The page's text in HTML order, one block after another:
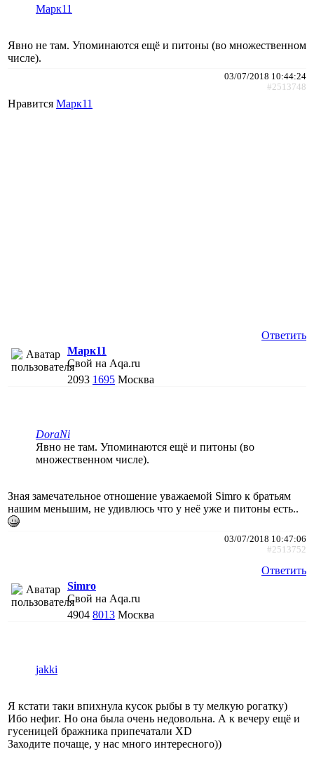
Марк11
Явно не там. Упоминаются ещё и питоны (во множественном
числе).
03/07/2018 10:44:24
#2513748
Нравится Марк11
Ответить
Марк11
Свой на Aqa.ru
2093 1695 Москва
DoraNi
Явно не там. Упоминаются ещё и питоны (во
множественном числе).
Зная замечательное отношение уважаемой Simro к братьям
нашим меньшим, не удивлюсь что у неё уже и питоны есть..
03/07/2018 10:47:06
#2513752
Ответить
Simro
Свой на Aqa.ru
4904 8013 Москва
jakki
Я кстати таки впихнула кусок рыбы в ту мелкую рогатку)
Ибо нефиг. Но она была очень недовольна. А к вечеру ещё и
гусеницей бражника припечатали ХD
Заходите почаще, у нас много интересного))